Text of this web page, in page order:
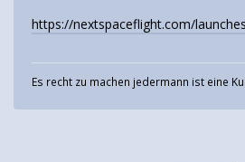
https://nextspaceflight.com/
Es recht zu machen jedermann ist eine